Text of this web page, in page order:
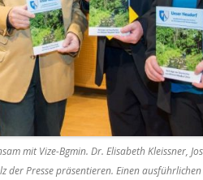
mit Vize-Bgmin. Dr. Elisabeth Kleissner,
der Presse präsentieren. Einen